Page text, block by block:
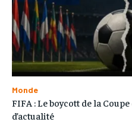
Monde
FIFA : Le boycott de la
d’actualité